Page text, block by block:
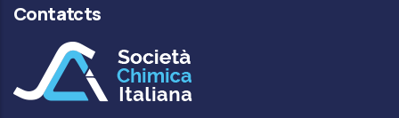
Contatcts